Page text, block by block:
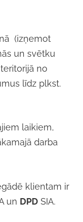
(izņemot
un svētku
no
līdz plkst.
laikiem,
darba
klientam ir
un DPD SIA.